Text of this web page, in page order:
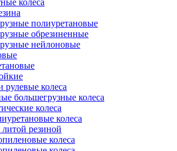
полиуретановые
обрезиненные
нейлоновые
рулевые колеса
большегрузные колеса
колеса
колеса
литой резиной
колеса